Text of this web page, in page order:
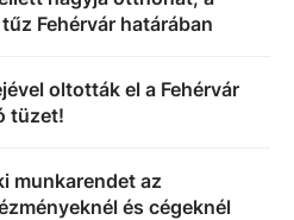
Fehérvár határában
oltották el a Fehérvár
tüzet!
munkarendet az
és cégeknél